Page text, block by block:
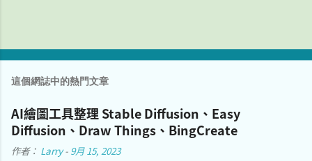
這個網誌中的熱門文章
AI繪圖工具整理 Stable Diffusion、Easy
Diffusion、Draw Things、BingCreate
作者： Larry - 9月 15, 2023